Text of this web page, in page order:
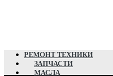
РЕМОНТ ТЕХНИКИ
ЗАПЧАСТИ
МАСЛА